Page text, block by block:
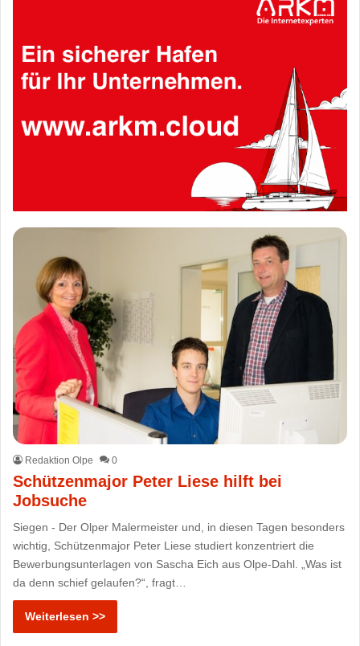
Redaktion Olpe 0
Schützenmajor Peter Liese hilft bei
Jobsuche
Siegen - Der Olper Malermeister und, in diesen Tagen besonders
wichtig, Schützenmajor Peter Liese studiert konzentriert die
Bewerbungsunterlagen von Sascha Eich aus Olpe-Dahl. „Was ist
da denn schief gelaufen?“, fragt…
Weiterlesen >>